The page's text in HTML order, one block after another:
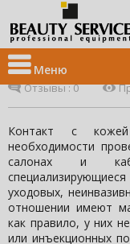
Меню
Интернет магазин
Аппаратные насадки:
Аппаратные насадки:
28 августа 2020
Отзывы :0
Контакт с
необходимости
салонах и
уходовых,
отношении имеют
как правило, у них
или инъекционных